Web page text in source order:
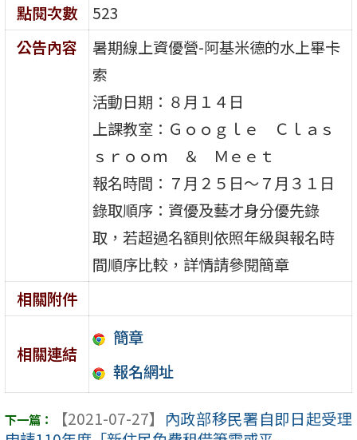
點閱次數
523
公告內容
暑期線上資優營-阿基米德的水上畢卡
索
活動日期：８月１４日
上課教室：Ｇｏｏｇｌｅ Ｃｌａｓ
ｓｒｏｏｍ ＆ Ｍｅｅｔ
報名時間：７月２５日～７月３１日
錄取順序：資優及藝才身分優先錄
取，若超過名額則依照年級與報名時
間順序比較，詳情請參閱簡章
相關附件
相關連結
簡章
報名網址
【2021-07-27】 內政部移民署自即日起受理